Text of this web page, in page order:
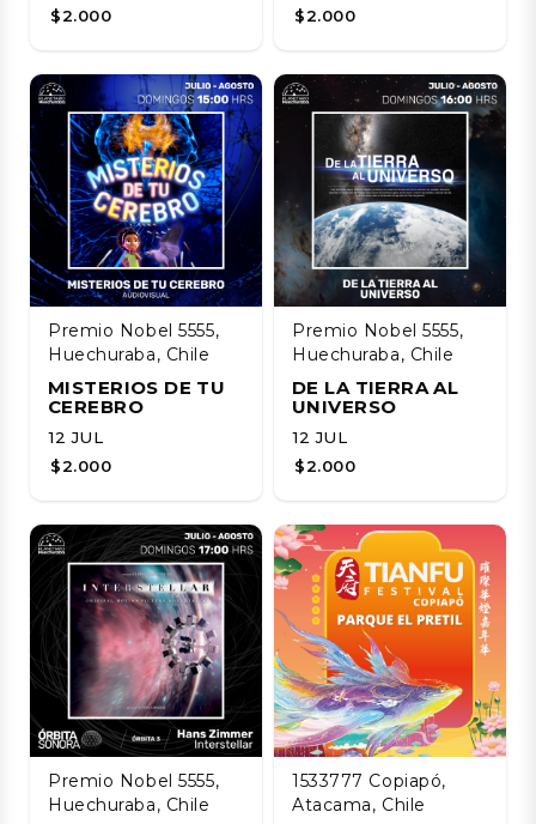
$2.000
$2.000
Premio Nobel 5555,
Huechuraba, Chile
MISTERIOS DE TU
CEREBRO
12 JUL
$2.000
Premio Nobel 5555,
Huechuraba, Chile
DE LA TIERRA AL
UNIVERSO
12 JUL
$2.000
Premio Nobel 5555,
Huechuraba, Chile
1533777 Copiapó,
Atacama, Chile